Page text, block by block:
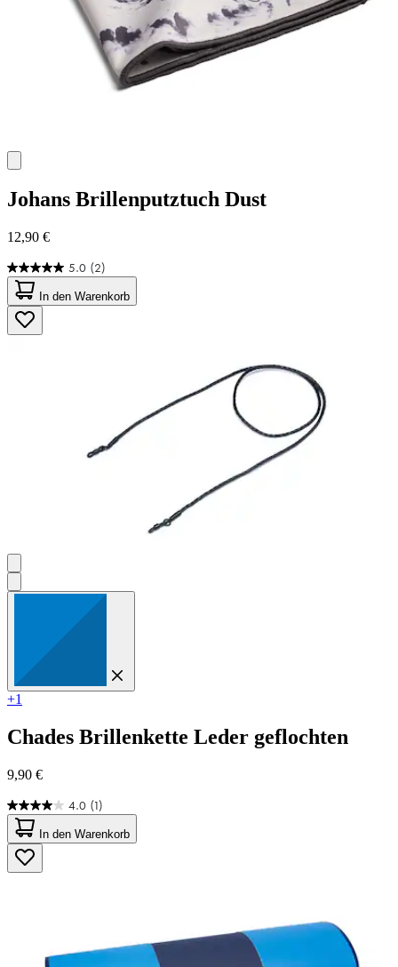
Johans Brillenputztuch Dust
12,90 €
5.0 (2)
5.0
von
5
Sternen.
2
In den Warenkorb
+1
Chades Brillenkette Leder geflochten
9,90 €
4.0 (1)
4.0
von
5
Sternen.
1
In den Warenkorb